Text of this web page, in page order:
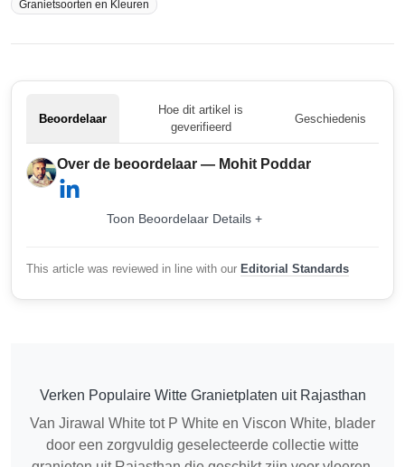
Granietsoorten en Kleuren
Beoordelaar
Hoe dit artikel is
geverifieerd
Geschiedenis
Over de beoordelaar — Mohit Poddar
Toon Beoordelaar Details +
This article was reviewed in line with our Editorial Standards
Verken Populaire Witte Granietplaten uit Rajasthan
Van Jirawal White tot P White en Viscon White, blader
door een zorgvuldig geselecteerde collectie witte